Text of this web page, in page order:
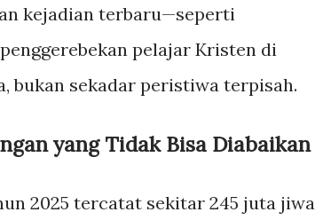
kejadian terbaru—seperti
pelajar Kristen di
bukan sekadar peristiwa terpisah.
yang Tidak Bisa Diabaikan
2025 tercatat sekitar 245 juta jiwa